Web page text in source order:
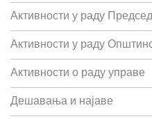
Активности у раду
Активности у раду
Активности о раду управе
Дешавања и најаве